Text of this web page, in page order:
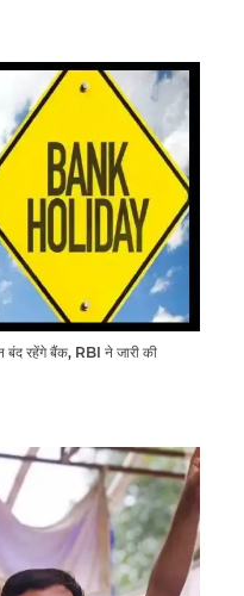
रहेंगे बैंक, RBI ने जारी की